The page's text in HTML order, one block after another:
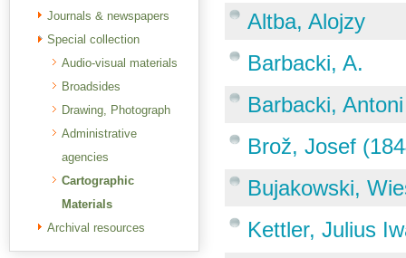
Journals & newspapers
Special collection
Audio-visual materials
Broadsides
Drawing, Photograph
Administrative
agencies
Cartographic
Materials
Archival resources
Altba, Alojzy
Barbacki, A.
Barbacki,
Brož, Josef
Bujakowski,
Kettler, Julius